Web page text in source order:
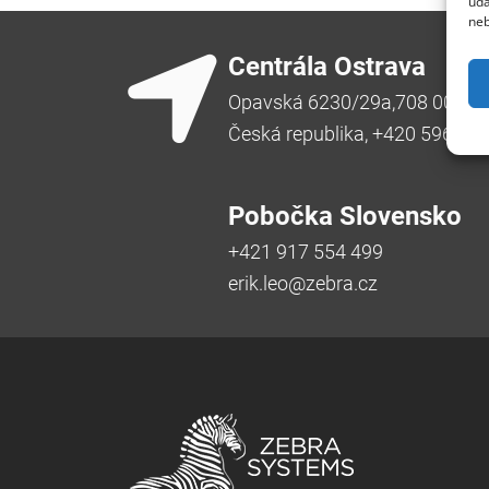
Centrála Ostrava
Opavská 6230/29a,708 00
Česká republika, +420 596 912
Pobočka Slovensko
+421 917 554 499
erik.leo@zebra.cz